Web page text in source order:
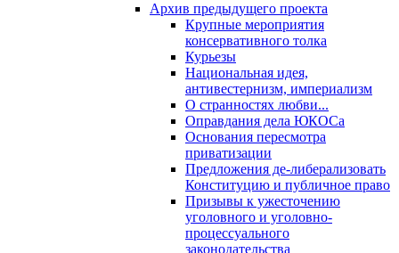
Архив предыдущего проекта
Крупные мероприятия
консервативного толка
Курьезы
Национальная идея,
антивестернизм, империализм
О странностях любви...
Оправдания дела ЮКОСа
Основания пересмотра
приватизации
Предложения де-либерализовать
Конституцию и публичное право
Призывы к ужесточению
уголовного и уголовно-
процессуального
законодательства